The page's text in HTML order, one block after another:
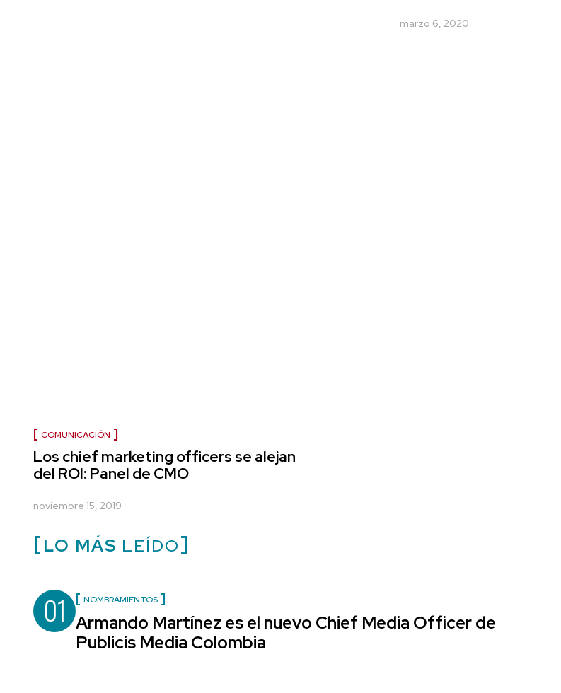
marzo 6, 2020
COMUNICACIÓN
Los chief marketing officers se alejan
del ROI: Panel de CMO
noviembre 15, 2019
LO MÁS LEÍDO
01 NOMBRAMIENTOS
Armando Martínez es el nuevo Chief Media Officer de
Publicis Media Colombia